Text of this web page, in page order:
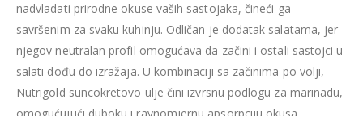
nadvladati prirodne okuse vaših sastojaka, čineći ga
savršenim za svaku kuhinju. Odličan je dodatak salatama, jer
njegov neutralan profil omogućava da začini i ostali sastojci u
salati dođu do izražaja. U kombinaciji sa začinima po volji,
Nutrigold suncokretovo ulje čini izvrsnu podlogu za marinadu,